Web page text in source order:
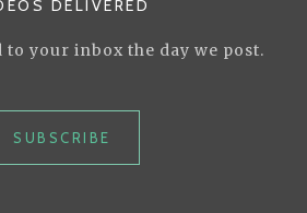
DELIVERED
to your inbox the day we post.
SUBSCRIBE